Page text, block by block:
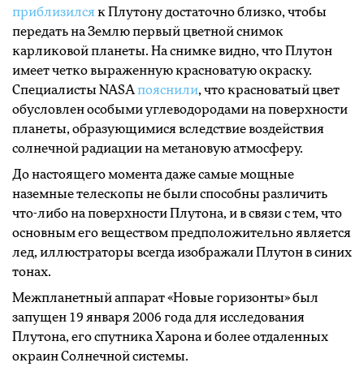
приблизился к Плутону достаточно близко, чтобы
передать на Землю первый цветной снимок
карликовой планеты. На снимке видно, что Плутон
имеет четко выраженную красноватую окраску.
Специалисты NASA пояснили, что красноватый цвет
обусловлен особыми углеводородами на поверхности
планеты, образующимися вследствие воздействия
солнечной радиации на метановую атмосферу.
До настоящего момента даже самые мощные
наземные телескопы не были способны различить
что-либо на поверхности Плутона, и в связи с тем, что
основным его веществом предположительно является
лед, иллюстраторы всегда изображали Плутон в синих
тонах.
Межпланетный аппарат «Новые горизонты» был
запущен 19 января 2006 года для исследования
Плутона, его спутника Харона и более отдаленных
окраин Солнечной системы.